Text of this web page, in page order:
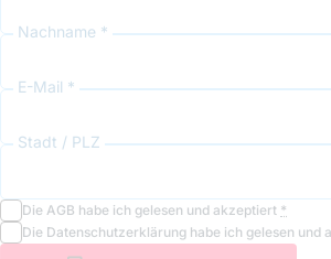
Nachname *
E-Mail *
Stadt / PLZ
Die AGB habe ich gelesen und akzeptiert *
Die Datenschutzerklärung habe ich gelesen und